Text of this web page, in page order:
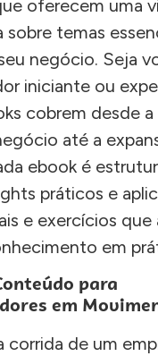
oferecem uma
temas
negócio. Seja
iniciante ou
cobrem desde
até a
ebook é
práticos e
e exercícios que
em
para
em
corrida de um